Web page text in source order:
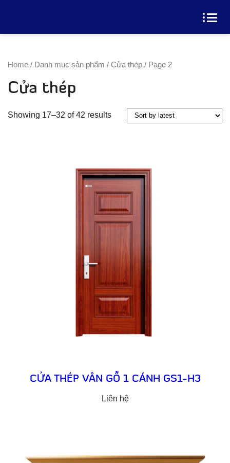
Home / Danh mục sản phẩm / Cửa thép / Page 2
Cửa thép
Xem Thêm
Showing 17–32 of 42 results
CỬA THÉP VÂN GỖ 1 CÁNH GS1-H3
Liên hệ